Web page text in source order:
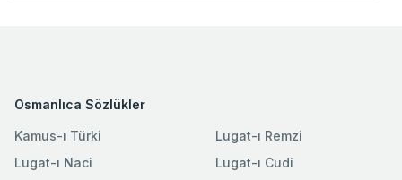
Osmanlıca Sözlükler
Kamus-ı Türki
Lugat-ı Naci
Lugat-ı Remzi
Lugat-ı Cudi